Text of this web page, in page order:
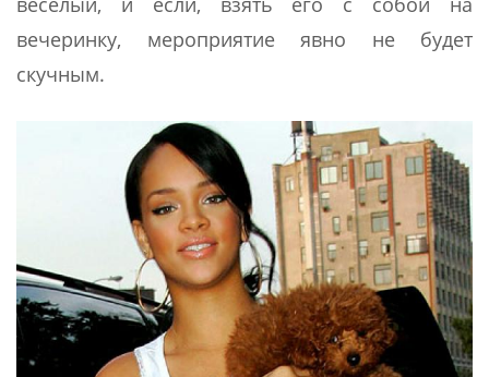
вечеринку, мероприятие явно не будет
скучным.